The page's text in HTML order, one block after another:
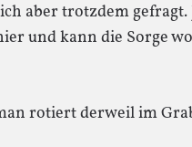
aber trotzdem gefragt.
und kann die Sorge
rotiert derweil im